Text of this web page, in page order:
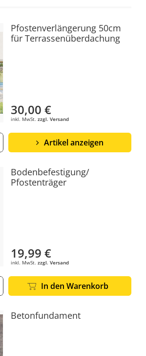
Pfostenverlängerung 50cm
für Terrassenüberdachung
30,00 €
inkl. MwSt.zzgl. Versand
Artikel anzeigen
Bodenbefestigung/
Pfostenträger
19,99 €
inkl. MwSt.zzgl. Versand
In den Warenkorb
Betonfundament